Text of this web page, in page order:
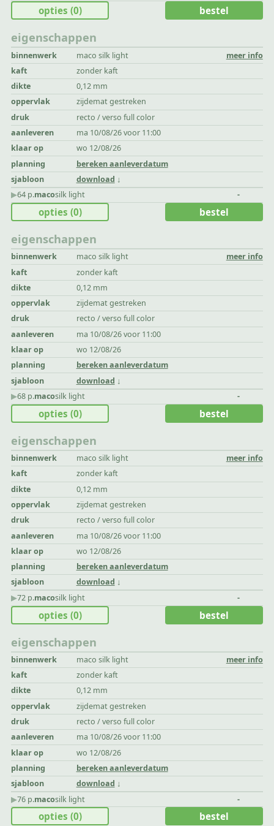
eigenschappen
binnenwerk maco silk light
meer info
kaft
zonder kaft
dikte
0,12 mm
oppervlak
zijdemat gestreken
druk
recto / verso full color
aanleveren
ma 10/08/26 voor 11:00
klaar op
wo 12/08/26
planning
bereken aanleverdatum
sjabloon
download
opties (0) bestel
▶︎64 p.macosilk light -
eigenschappen
binnenwerk maco silk light
meer info
kaft
zonder kaft
dikte
0,12 mm
oppervlak
zijdemat gestreken
druk
recto / verso full color
aanleveren
ma 10/08/26 voor 11:00
klaar op
wo 12/08/26
planning
bereken aanleverdatum
sjabloon
download
opties (0) bestel
▶︎68 p.macosilk light -
eigenschappen
binnenwerk maco silk light
meer info
kaft
zonder kaft
dikte
0,12 mm
oppervlak
zijdemat gestreken
druk
recto / verso full color
aanleveren
ma 10/08/26 voor 11:00
klaar op
wo 12/08/26
planning
bereken aanleverdatum
sjabloon
download
opties (0) bestel
▶︎72 p.macosilk light -
eigenschappen
binnenwerk maco silk light
meer info
kaft
zonder kaft
dikte
0,12 mm
oppervlak
zijdemat gestreken
druk
recto / verso full color
aanleveren
ma 10/08/26 voor 11:00
klaar op
wo 12/08/26
planning
bereken aanleverdatum
sjabloon
download
opties (0) bestel
▶︎76 p.macosilk light -
opties (0) bestel